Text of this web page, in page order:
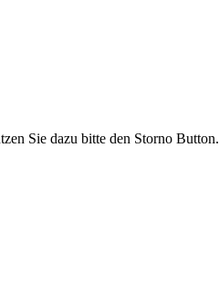
Sie dazu bitte den Storno Button.